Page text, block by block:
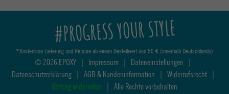
#PROGRESS YOUR STYLE
*Kostenlose Lieferung und Retoure ab einem Bestellwert von 50 € (innerhalb Deutschlands)
© 2026 EPOXY | Impressum | Dateneinstellungen |
Datenschutzerklärung | AGB & Kundeninformation | Widerrufsrecht |
Vertrag widerrufen | Alle Rechte vorbehalten